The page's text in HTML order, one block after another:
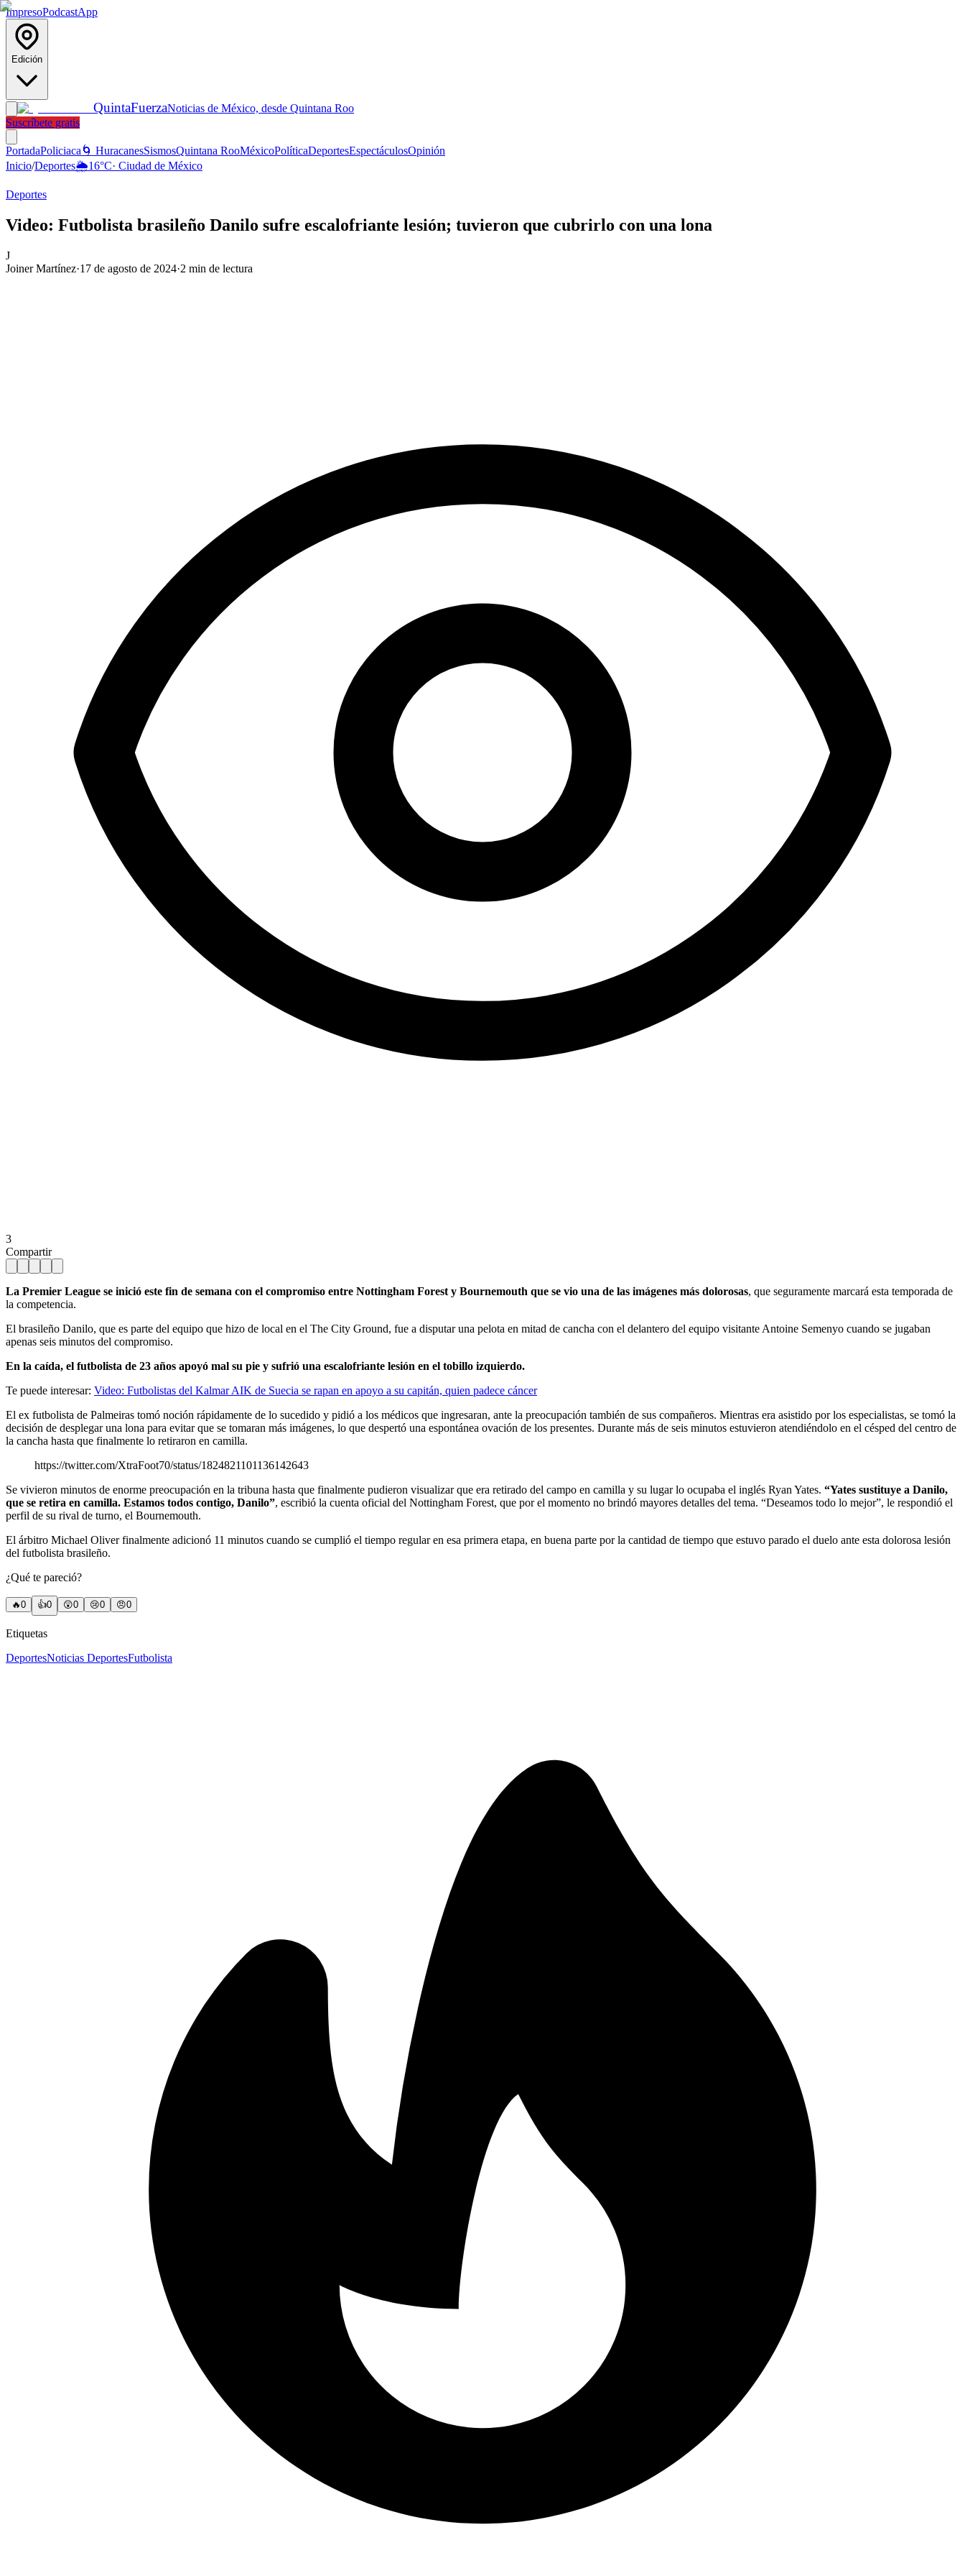
ImpresoPodcastApp
Edición
QuintaFuerzaNoticias de México, desde Quintana Roo
Suscríbete gratis
PortadaPoliciaca 🌀 HuracanesSismosQuintana RooMéxicoPolíticaDeportesEspectáculosOpinión
Inicio/Deportes🌦️16°C· Ciudad de México
Deportes
Video: Futbolista brasileño Danilo sufre escalofriante lesión; tuvieron que cubrirlo con una lona
J
Joiner Martínez·17 de agosto de 2024·2 min de lectura
3
Compartir
La Premier League se inició este fin de semana con el compromiso entre Nottingham Forest y Bournemouth que se vio una de las imágenes más dolorosas, que seguramente marcará esta temporada de
la competencia.
El brasileño Danilo, que es parte del equipo que hizo de local en el The City Ground, fue a disputar una pelota en mitad de cancha con el delantero del equipo visitante Antoine Semenyo cuando se jugaban
apenas seis minutos del compromiso.
En la caída, el futbolista de 23 años apoyó mal su pie y sufrió una escalofriante lesión en el tobillo izquierdo.
Te puede interesar: Video: Futbolistas del Kalmar AIK de Suecia se rapan en apoyo a su capitán, quien padece cáncer
El ex futbolista de Palmeiras tomó noción rápidamente de lo sucedido y pidió a los médicos que ingresaran, ante la preocupación también de sus compañeros. Mientras era asistido por los especialistas, se tomó la
decisión de desplegar una lona para evitar que se tomaran más imágenes, lo que despertó una espontánea ovación de los presentes. Durante más de seis minutos estuvieron atendiéndolo en el césped del centro de
la cancha hasta que finalmente lo retiraron en camilla.
https://twitter.com/XtraFoot70/status/1824821101136142643
Se vivieron minutos de enorme preocupación en la tribuna hasta que finalmente pudieron visualizar que era retirado del campo en camilla y su lugar lo ocupaba el inglés Ryan Yates. “Yates sustituye a Danilo,
que se retira en camilla. Estamos todos contigo, Danilo”, escribió la cuenta oficial del Nottingham Forest, que por el momento no brindó mayores detalles del tema. “Deseamos todo lo mejor”, le respondió el
perfil de su rival de turno, el Bournemouth.
El árbitro Michael Oliver finalmente adicionó 11 minutos cuando se cumplió el tiempo regular en esa primera etapa, en buena parte por la cantidad de tiempo que estuvo parado el duelo ante esta dolorosa lesión
del futbolista brasileño.
¿Qué te pareció?
🔥0 👍0 😲0 😢0 😠0
Etiquetas
DeportesNoticias DeportesFutbolista